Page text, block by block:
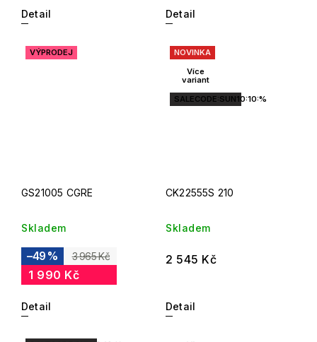
Detail Detail
VÝPRODEJ
GS21005 CGRE
Skladem
3 965 Kč
–49 %
1 990 Kč
Detail
NOVINKA
Více
variant
SALECODE:SUN10:10:%
CK22555S 210
Skladem
2 545 Kč
Detail